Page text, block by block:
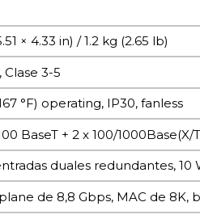
× 4.33 in) / 1.2 kg (2.65 lb)
Clase 3-5
°F) operating, IP30, fanless
BaseT + 2 x 100/1000Base(X/
duales redundantes, 10
de 8,8 Gbps, MAC de 8K,